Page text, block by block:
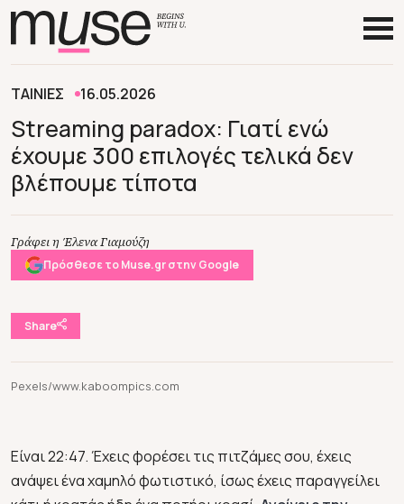
ΤΑΙΝΙΕΣ 16.05.2026
Streaming paradox: Γιατί ενώ
έχουμε 300 επιλογές τελικά δεν
βλέπουμε τίποτα
Γράφει η Έλενα Γιαμούζη
Πρόσθεσε το Muse.gr στην Google
Share
Pexels/www.kaboompics.com
Είναι 22:47. Έχεις φορέσει τις πιτζάμες σου, έχεις
ανάψει ένα χαμηλό φωτιστικό, ίσως έχεις παραγγείλει